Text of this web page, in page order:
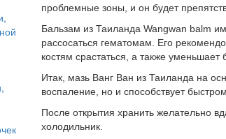
проблемные зоны, и он будет
Бальзам из Таиланда Wangwan balm
рассосаться гематомам. Его
костям срастаться, а также уменьшает
Итак, мазь Ванг Ван из Таиланда на
воспаление, но и способствует
После открытия хранить желательно
холодильник.